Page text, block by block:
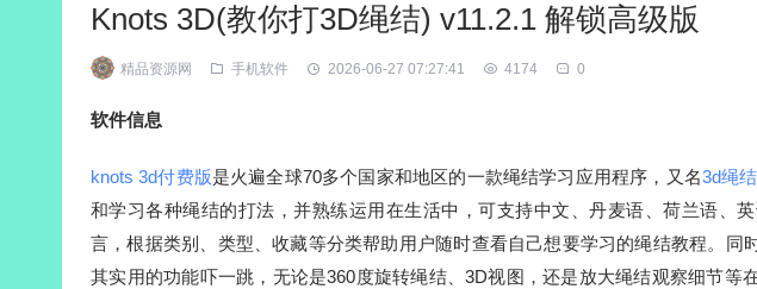
Knots 3D(教你打3D绳结) v11.2.1 解锁高级版
精品资源网 手机软件 2026-06-27 07:27:41 4174 0
软件信息
knots 3d付费版是火遍全球70多个国家和地区的一款绳结学习应用程序，又名3d绳
和学习各种绳结的打法，并熟练运用在生活中，可支持中文、丹麦语、荷兰语、
言，根据类别、类型、收藏等分类帮助用户随时查看自己想要学习的绳结教程。同
其实用的功能吓一跳，无论是360度旋转绳结、3D视图，还是放大绳结观察细节等